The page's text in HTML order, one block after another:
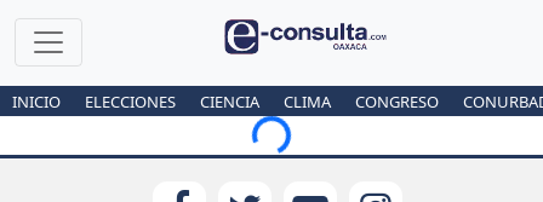
INICIO ELECCIONES CIENCIA CLIMA CONGRESO
Loading...